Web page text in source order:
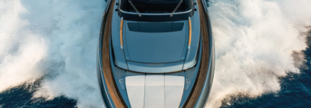
19.56 [m]
64 ft 2 in
5.68 [m]
18 ft 8 in
Tirant d’eau
1.95 [m]
6 ft 5 in
Déplacement lège
49500 [kg]
109,129 [lbs]